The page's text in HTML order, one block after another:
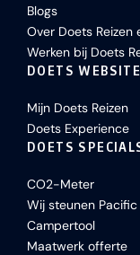
Blogs
Over Doets Reizen
Werken bij Doets
DOETS
Mijn Doets Reizen
Doets Experience
DOETS
CO2-Meter
Wij steunen
Campertool
Maatwerk offerte